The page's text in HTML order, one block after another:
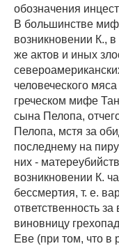
обозначения
В большинстве
возникновении К.,
же актов и иных
человеческого
греческом мифе
сына Пелопа,
Пелопа, мстя за
последнему на
них -
возникновении К.
бессмертия, т. е.
ответственность
виновницу
Еве (при том, что в